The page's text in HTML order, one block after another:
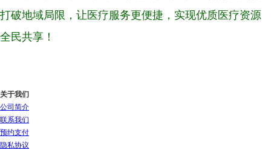
打破地域局限，让医疗服务更便捷，实现优质医疗资源
全民共享！
关于我们
公司简介
联系我们
预约支付
隐私协议